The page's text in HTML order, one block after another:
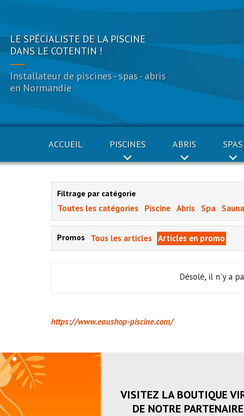
LE SPÉCIALISTE DE LA PISCINE
DANS LE COTENTIN !
Installateur de piscines - spas - abris
en Normandie
ACCUEIL PISCINES ABRIS SPAS
Filtrage par catégorie
Toutes les catégories Piscine Abris Spa Sauna
Promos Tous les articles Articles en promo
Désolé, il n'y a
https://www.eaushop-piscine.com/
VISITEZ LA BOUTIQUE
DE NOTRE